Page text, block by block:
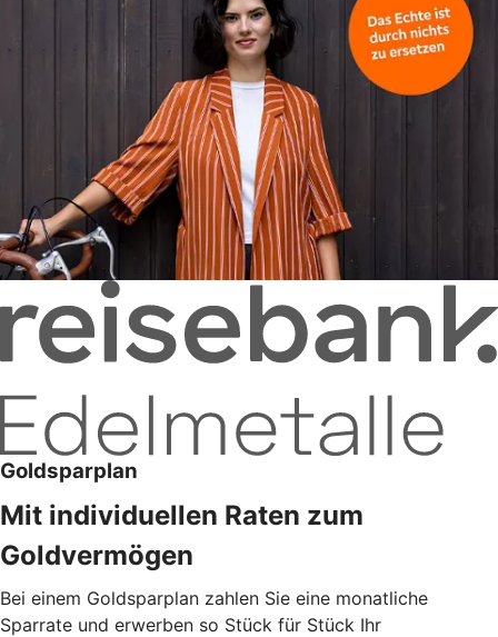
Goldsparplan
Mit individuellen Raten zum
Goldvermögen
Bei einem Goldsparplan zahlen Sie eine monatliche
Sparrate und erwerben so Stück für Stück Ihr